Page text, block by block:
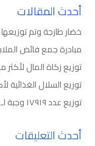
أحدث المقالات
خضار طازجة وتم
مبادرة جمع فائض
توزيع زكاة المال لأكثر من ١٤٠
توزيع السلال الغذائية لأكثر من
توزيع عدد ١٧٩١٩ وجبة لـ ١٥ ألف مستفيد
أحدث التعليقات